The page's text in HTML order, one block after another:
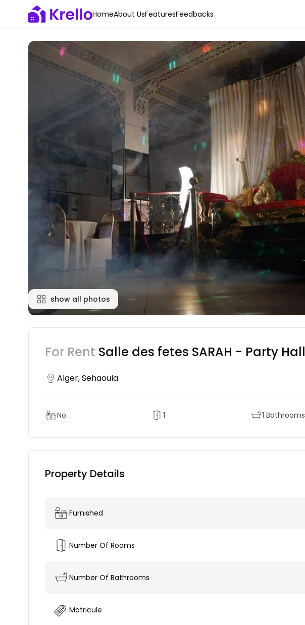
HomeAbout UsFeaturesFeedbacks
show all photos
For Rent Salle des fetes SARAH - Party Hall
Alger, Sehaoula
No 1 1 Bathrooms
Property Details
Furnished
Number Of Rooms
Number Of Bathrooms
Matricule